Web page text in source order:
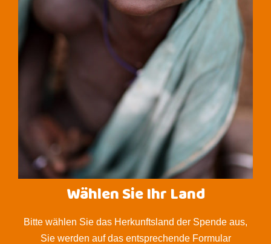
Wählen Sie Ihr Land
Bitte wählen Sie das Herkunftsland der Spende aus,
Sie werden auf das entsprechende Formular